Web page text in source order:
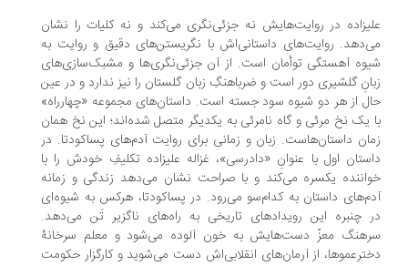
در روایت‌هایش نه جزئی‌نگری می‌کند و نه کلیات را نشان
روایت‌های داستانی‌اش با نگریستن‌های دقیق و روایت به
آهستگی توأمان است. از آن جزئی‌نگری‌ها و مشبک‌سازی‌های
گلشیری دور است و ضرباهنگِ زبان گلستان را نیز ندارد و در عین
از هر دو شیوه سود جسته است. داستان‌های مجموعه «چهارراه»
یک نخ مرئی و گاه نامرئی به یکدیگر متصل شده‌اند؛ این نخ همان
داستان‌هاست. زبان و زمانی برای روایت آدم‌های پساکودتا. در
اول با عنوانِ «دادرسی»، غزاله علیزاده تکلیفِ خودش را با
یکسره می‌کند و با صراحت نشان می‌دهد زندگی و زمانه
داستان به کدام‌سو می‌رود. در پساکودتا، هرکس به شیوه‌ای
چنبره این رویدادهای تاریخی به راه‌های ناگزیر تَن می‌دهد.
معزّ دست‌هایش به خون آلوده می‌شود و معلم سرخانۀ
از آرمان‌های انقلابی‌اش دست می‌شوید و کارگزار حکومت